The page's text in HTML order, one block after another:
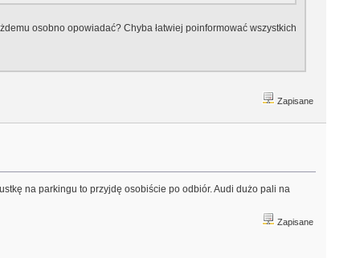
osobno opowiadać? Chyba łatwiej poinformować wszystkich
Zapisane
na parkingu to przyjdę osobiście po odbiór. Audi dużo pali na
Zapisane